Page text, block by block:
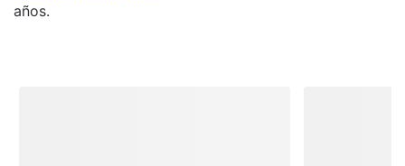
años.